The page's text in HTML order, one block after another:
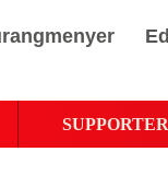
SUPPORTER